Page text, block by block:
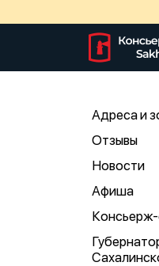
Адреса и
Отзывы
Новости
Афиша